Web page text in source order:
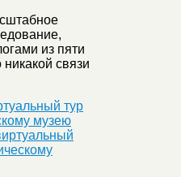
из пяти
связи
тур
музею